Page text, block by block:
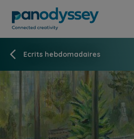
Ecrits hebdomadaires